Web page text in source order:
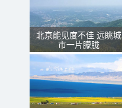
北京能见度不佳 远眺城
市一片朦胧